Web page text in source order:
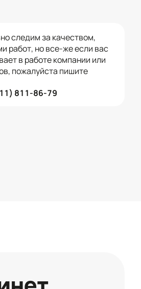
следим за качеством,
работ, но все-же если вас
в работе компании или
пожалуйста пишите
811-86-79